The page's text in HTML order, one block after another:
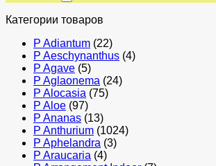
Категории товаров
P Adiantum (22)
P Aeschynanthus (4)
P Agave (5)
P Aglaonema (24)
P Alocasia (75)
P Aloe (97)
P Ananas (13)
P Anthurium (1024)
P Aphelandra (3)
P Araucaria (4)